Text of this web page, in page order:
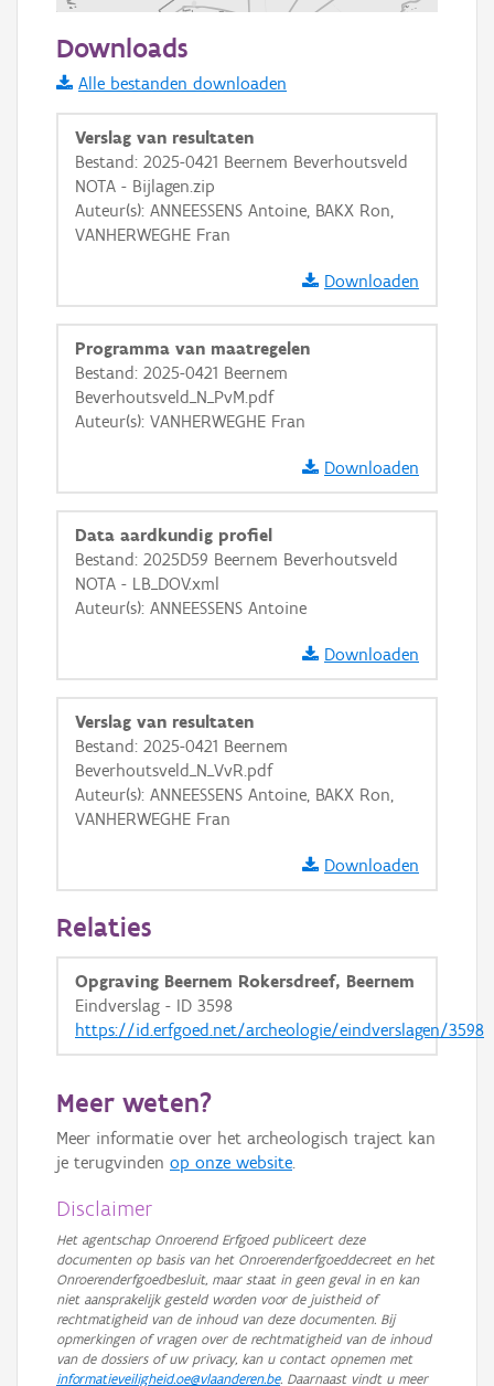
Informatie Vlaanderen
i
+ −
Basis Lagen
OSM-Basiskaart
GRB-Basiskaart in grijswaarden
Downloads
Alle bestanden downloaden
Verslag van resultaten
Bestand: 2025-0421 Beernem Beverhoutsveld
NOTA - Bijlagen.zip
Auteur(s): ANNEESSENS Antoine, BAKX Ron,
VANHERWEGHE Fran
Downloaden
Programma van maatregelen
Bestand: 2025-0421 Beernem
Beverhoutsveld_N_PvM.pdf
Auteur(s): VANHERWEGHE Fran
Downloaden
Data aardkundig profiel
Bestand: 2025D59 Beernem Beverhoutsveld
NOTA - LB_DOV.xml
Auteur(s): ANNEESSENS Antoine
Downloaden
Verslag van resultaten
Bestand: 2025-0421 Beernem
Beverhoutsveld_N_VvR.pdf
Auteur(s): ANNEESSENS Antoine, BAKX Ron,
VANHERWEGHE Fran
Downloaden
Relaties
Opgraving Beernem Rokersdreef, Beernem
Eindverslag - ID 3598
https://id.erfgoed.net/archeologie/eindverslagen/3598
Meer weten?
Meer informatie over het archeologisch traject kan
je terugvinden op onze website.
Disclaimer
Het agentschap Onroerend Erfgoed publiceert deze
documenten op basis van het Onroerenderfgoeddecreet en het
Onroerenderfgoedbesluit, maar staat in geen geval in en kan
niet aansprakelijk gesteld worden voor de juistheid of
rechtmatigheid van de inhoud van deze documenten. Bij
opmerkingen of vragen over de rechtmatigheid van de inhoud
van de dossiers of uw privacy, kan u contact opnemen met
informatieveiligheid.oe@vlaanderen.be. Daarnaast vindt u meer